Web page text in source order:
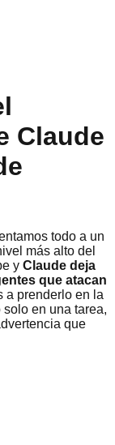
Claude
todo a un
más alto del
y Claude deja
que atacan
prenderlo en la
en una tarea,
que